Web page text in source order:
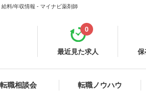
料/年収情報 - マイナビ薬剤師
最近見た求人
0
保
転職相談会 転職ノウハウ